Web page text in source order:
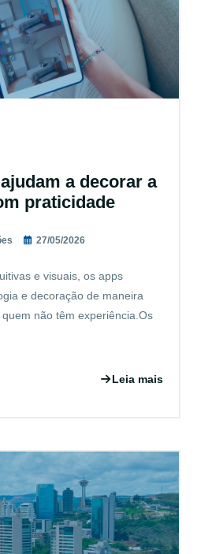
a decorar a
praticidade
27/05/2026
e visuais, os apps
e decoração de maneira
não têm experiência.Os
Leia mais